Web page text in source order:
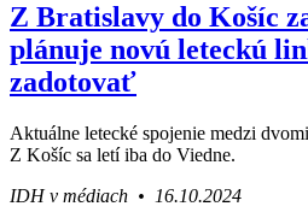
Z Bratislavy do Košíc
plánuje novú leteckú
zadotovať
Aktuálne letecké spojenie medzi
Z Košíc sa letí iba do Viedne.
IDH v médiach • 16.10.2024